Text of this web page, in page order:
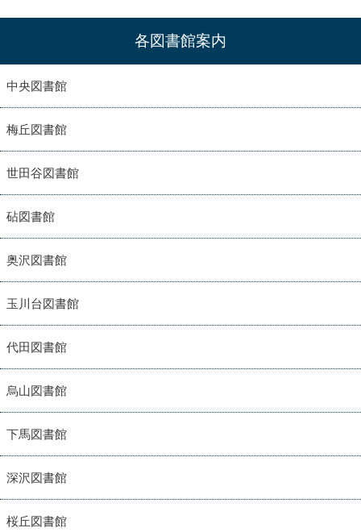
各図書館案内
中央図書館
梅丘図書館
世田谷図書館
砧図書館
奥沢図書館
玉川台図書館
代田図書館
烏山図書館
下馬図書館
深沢図書館
桜丘図書館